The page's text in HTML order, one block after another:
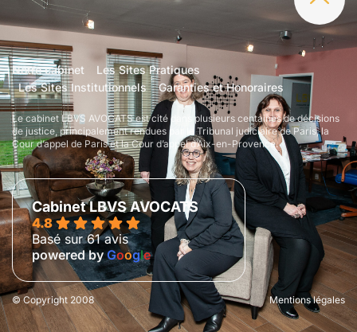
© Copyright 2008 Mentions légales
Notre cabinet
Les Sites Pratiques
Les Sites Institutionnels
Garanties et Honoraires
Le cabinet LBVS AVOCATS est cité dans plusieurs centaines de décisions
de justice, principalement rendues par le Tribunal judiciaire de Paris, la
Cour d’appel de Paris et la Cour d’appel d’Aix-en-Provence.
Cabinet LBVS AVOCATS
4.8
Basé sur 61 avis
powered by Google